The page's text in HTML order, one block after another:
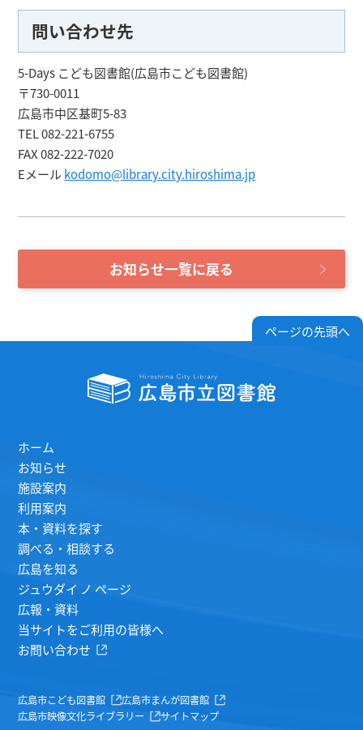
問い合わせ先
5-Days こども図書館(広島市こども図書館)
〒730-0011
広島市中区基町5-83
TEL 082-221-6755
FAX 082-222-7020
Eメール kodomo@library.city.hiroshima.jp
お知らせ一覧に戻る
ページの先頭へ
ホーム
お知らせ
施設案内
利用案内
本・資料を探す
調べる・相談する
広島を知る
ジュウダイ ノ ページ
広報・資料
当サイトをご利用の皆様へ
お問い合わせ
広島市こども図書館
広島市まんが図書館
広島市映像文化ライブラリー
サイトマップ